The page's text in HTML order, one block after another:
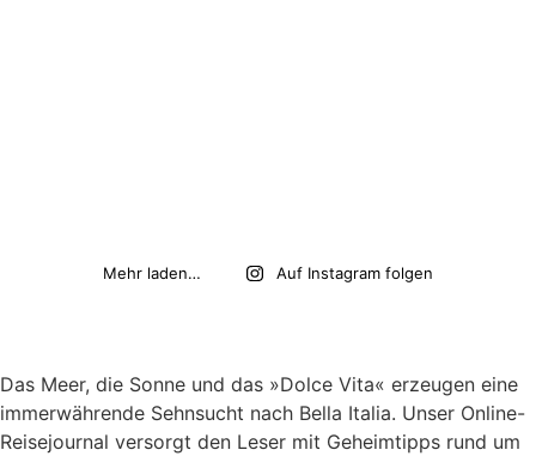
Mehr laden… Auf Instagram folgen
Das Meer, die Sonne und das »Dolce Vita« erzeugen eine
immerwährende Sehnsucht nach Bella Italia. Unser Online-
Reisejournal versorgt den Leser mit Geheimtipps rund um